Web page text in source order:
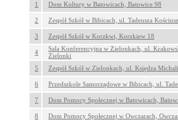
1 Dom Kultury w Batowicach, Batowice 98
2 Zespół Szkół w Bibicach, ul. Tadeusza
3 Zespół Szkół w Korzkwi, Korzkiew 18
4
Sala Konferencyjna w Zielonkach, ul.
Zielonki
5
Zespół Szkół w Zielonkach, ul. Księdza
6 Przedszkole Samorządowe w Bibicach, ul.
7 Dom Pomocy Społecznej w Batowicach,
8 Dom Pomocy Społecznej w Owczarach,